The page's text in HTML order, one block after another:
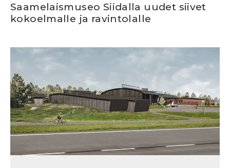
Saamelaismuseo Siidalla uudet siivet
kokoelmalle ja ravintolalle